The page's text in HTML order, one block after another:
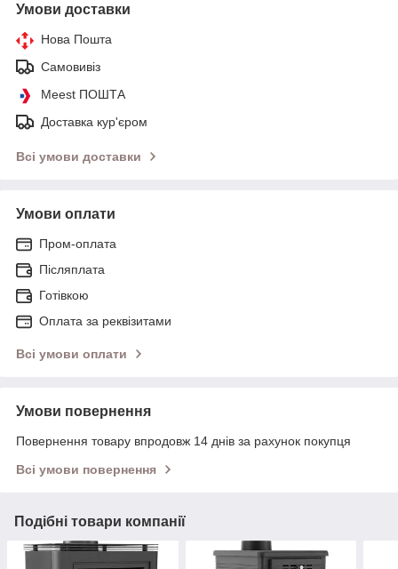
Умови доставки
Нова Пошта
Самовивіз
Meest ПОШТА
Доставка кур'єром
Всі умови доставки
Умови оплати
Пром-оплата
Післяплата
Готівкою
Оплата за реквізитами
Всі умови оплати
Умови повернення
Повернення товару впродовж 14 днів за рахунок покупця
Всі умови повернення
Подібні товари компанії